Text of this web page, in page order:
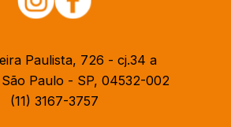
Paulista, 726 - cj.34 a
Paulo - SP, 04532-002
(11) 3167-3757